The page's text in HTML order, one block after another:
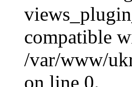
compatible
/var/www/
on line 0.